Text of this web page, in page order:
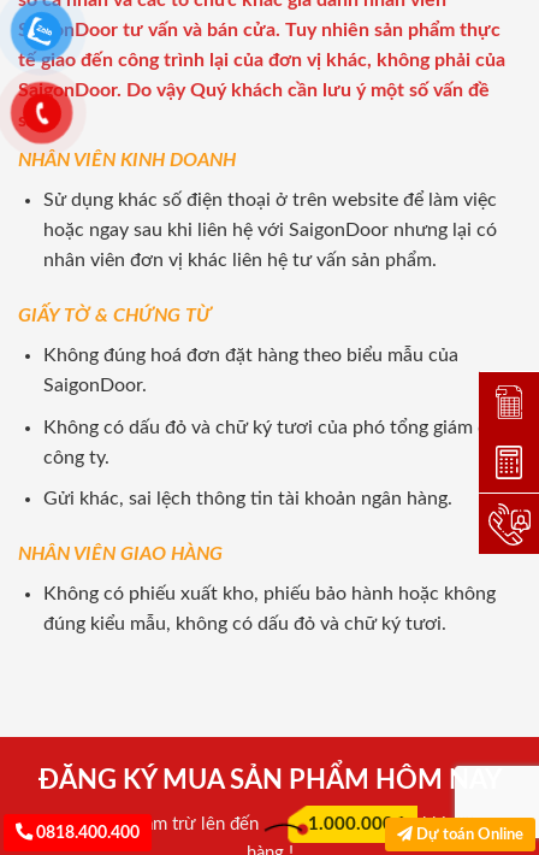
SaigonDoor tư vấn và bán cửa. Tuy nhiên sản phẩm thực
tế giao đến công trình lại của đơn vị khác, không phải của
SaigonDoor. Do vậy Quý khách cần lưu ý một số vấn đề
sau:
NHÂN VIÊN KINH DOANH
Sử dụng khác số điện thoại ở trên website để làm việc
hoặc ngay sau khi liên hệ với SaigonDoor nhưng lại có
nhân viên đơn vị khác liên hệ tư vấn sản phẩm.
GIẤY TỜ & CHỨNG TỪ
Không đúng hoá đơn đặt hàng theo biểu mẫu của
SaigonDoor.
Không có dấu đỏ và chữ ký tươi của phó tổng giám đốc
công ty.
Gửi khác, sai lệch thông tin tài khoản ngân hàng.
NHÂN VIÊN GIAO HÀNG
Không có phiếu xuất kho, phiếu bảo hành hoặc không
đúng kiểu mẫu, không có dấu đỏ và chữ ký tươi.
ĐĂNG KÝ MUA SẢN PHẨM HÔM NAY
Cơ hội được giảm trừ lên đến 1.000.000đ
khi đặt mua
0818.400.400 Dự toán Online
Đặt
Dự